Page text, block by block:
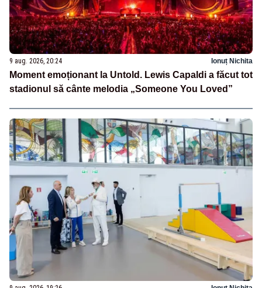
9 aug. 2026, 20:24 Ionuț Nichita
Moment emoționant la Untold. Lewis Capaldi a făcut tot
stadionul să cânte melodia „Someone You Loved”